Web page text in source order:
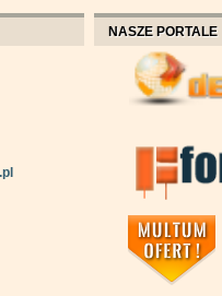
NASZE PORTALE